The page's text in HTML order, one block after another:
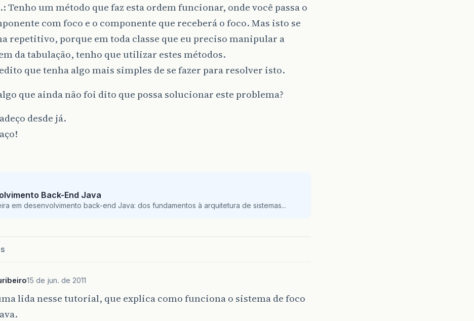
Tenho um método que faz esta ordem funcionar, onde você passa o
com foco e o componente que receberá o foco. Mas isto se
repetitivo, porque em toda classe que eu preciso manipular a
da tabulação, tenho que utilizar estes métodos.
que tenha algo mais simples de se fazer para resolver isto.
que ainda não foi dito que possa solucionar este problema?
desde já.
Back-End Java
em desenvolvimento back-end Java: dos fundamentos à arquitetura de sistemas...
15 de jun. de 2011
lida nesse tutorial, que explica como funciona o sistema de foco